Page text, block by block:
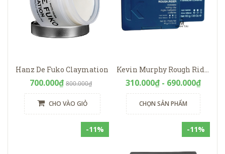
Hanz De Fuko Claymation
700.000₫ 800.000₫
CHO VÀO GIỎ
Kevin Murphy Rough Rider
310.000₫ - 690.000₫
CHỌN SẢN PHẨM
-11% -11%